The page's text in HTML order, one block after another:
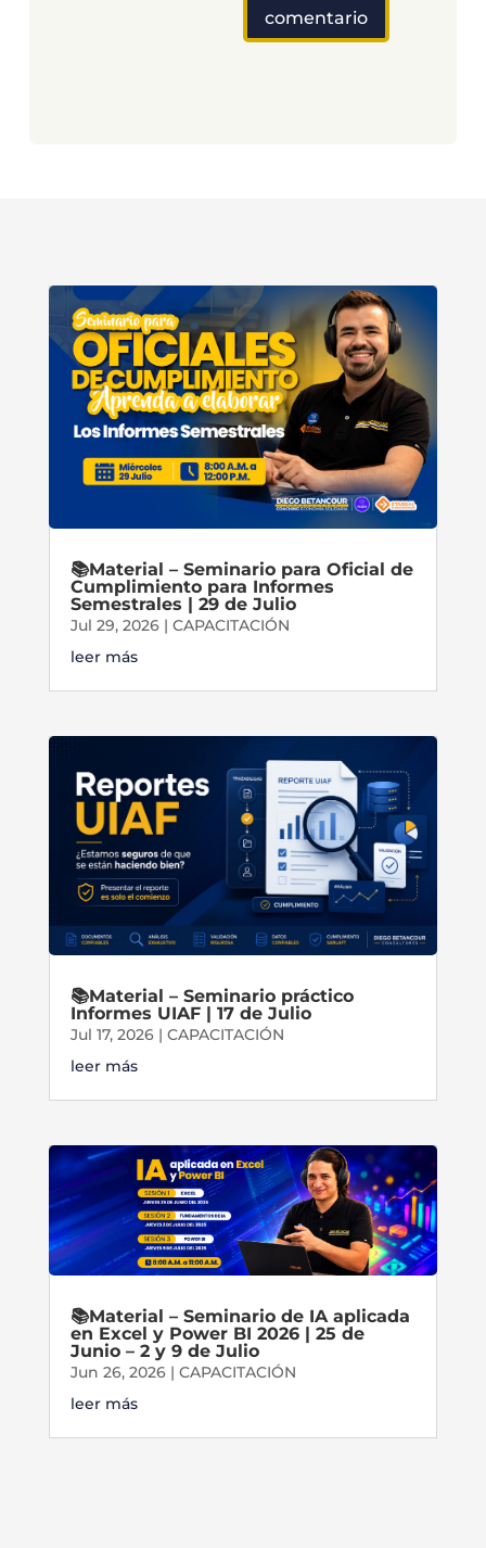
comentario
📚Material – Seminario para Oficial de
Cumplimiento para Informes
Semestrales | 29 de Julio
Jul 29, 2026| CAPACITACIÓN
leer más
📚Material – Seminario práctico
Informes UIAF | 17 de Julio
Jul 17, 2026| CAPACITACIÓN
leer más
📚Material – Seminario de IA aplicada
en Excel y Power BI 2026 | 25 de
Junio – 2 y 9 de Julio
Jun 26, 2026| CAPACITACIÓN
leer más